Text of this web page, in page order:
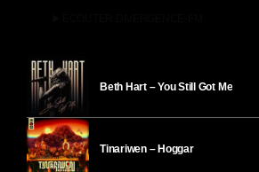
Beth Hart – You Still Got Me
Tinariwen – Hoggar